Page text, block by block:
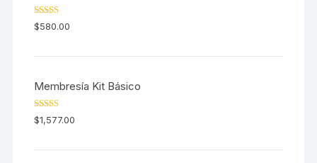
Valorado en
5.00de 5
$580.00
Membresía Kit Básico
Valorado en
5.00 de 5
$1,577.00